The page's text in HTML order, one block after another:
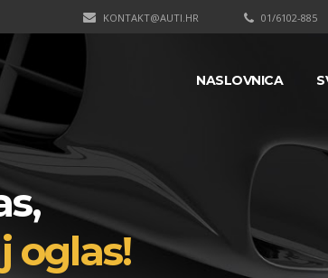
01/6102-885
KONTAKT@AUTI.HR
NASLOVNICA
oglas!